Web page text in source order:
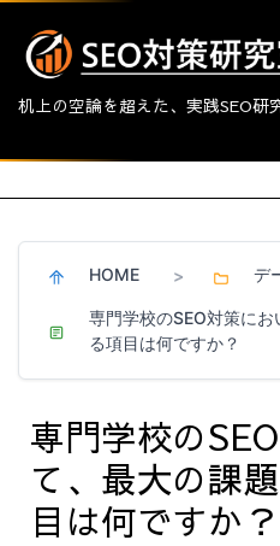
机上の空論を超えた、実践SEO研
HOME > デ
専門学校のSEO対策に
る項目は何ですか？
専門学校の
て、最大の課
目は何ですか？